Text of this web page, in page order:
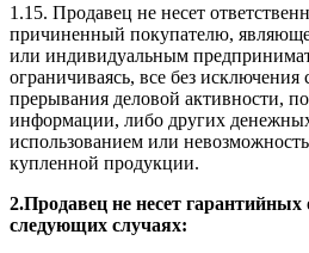
1.15. Продавец не несет
причиненный покупателю,
или индивидуальным
ограничиваясь, все без
прерывания деловой активности,
информации, либо других
использованием или
купленной продукции.
2.Продавец не несет гарантийных
следующих случаях: